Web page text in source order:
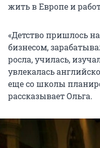
жить в Европе и
«Детство пришлось
бизнесом,
росла, училась,
увлекалась
еще со школы
рассказывает Ольга.